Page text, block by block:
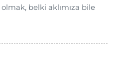
belki aklımıza bile